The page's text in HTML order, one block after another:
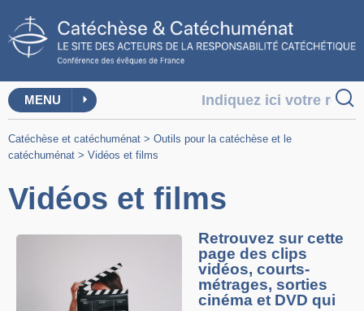
MENU
Catéchèse et catéchuménat > Outils pour la catéchèse et le
catéchuménat > Vidéos et films
Vidéos et films
Retrouvez sur cette
page des clips
vidéos, courts-
métrages, sorties
cinéma et DVD qui